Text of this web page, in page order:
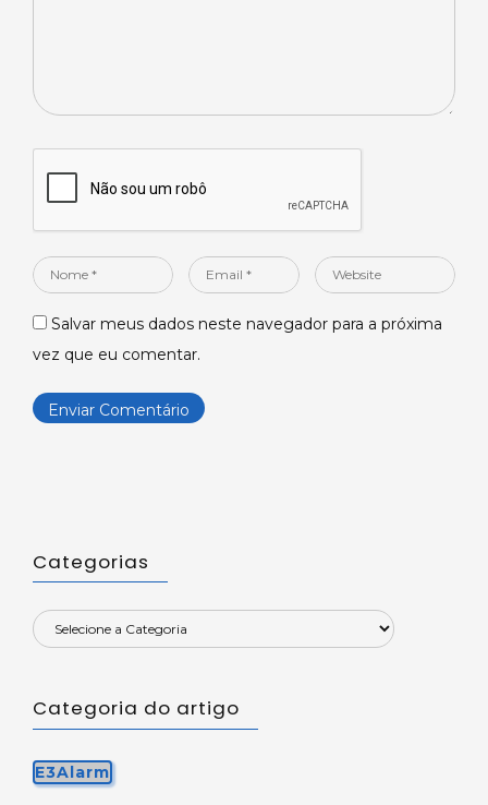
Nome
Email
Website
Salvar meus dados neste navegador para a próxima
vez que eu comentar.
Categorias
Categoria do artigo
E3Alarm